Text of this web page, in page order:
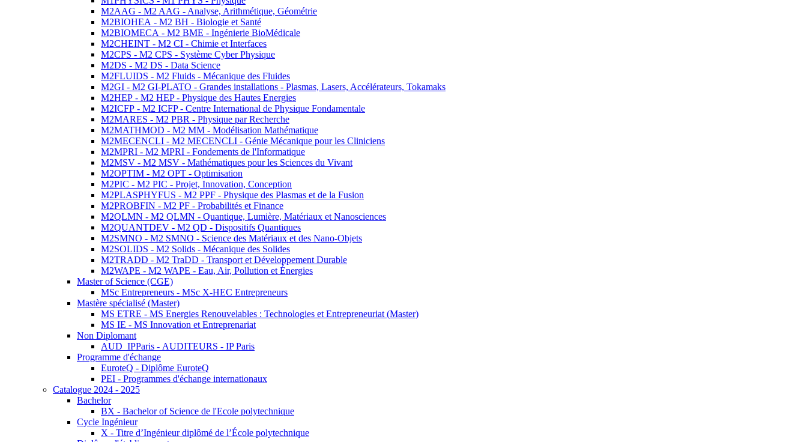
M2AAG - M2 AAG - Analyse, Arithmétique, Géométrie
M2BIOHEA - M2 BH - Biologie et Santé
M2BIOMECA - M2 BME - Ingénierie BioMédicale
M2CHEINT - M2 CI - Chimie et Interfaces
M2CPS - M2 CPS - Système Cyber Physique
M2DS - M2 DS - Data Science
M2FLUIDS - M2 Fluids - Mécanique des Fluides
M2GI - M2 GI-PLATO - Grandes installations - Plasmas, Lasers, Accélérateurs, Tokamaks
M2HEP - M2 HEP - Physique des Hautes Energies
M2ICFP - M2 ICFP - Centre International de Physique Fondamentale
M2MARES - M2 PBR - Physique par Recherche
M2MATHMOD - M2 MM - Modélisation Mathématique
M2MECENCLI - M2 MECENCLI - Génie Mécanique pour les Cliniciens
M2MPRI - M2 MPRI - Fondements de l'Informatique
M2MSV - M2 MSV - Mathématiques pour les Sciences du Vivant
M2OPTIM - M2 OPT - Optimisation
M2PIC - M2 PIC - Projet, Innovation, Conception
M2PLASPHYFUS - M2 PPF - Physique des Plasmas et de la Fusion
M2PROBFIN - M2 PF - Probabilités et Finance
M2QLMN - M2 QLMN - Quantique, Lumière, Matériaux et Nanosciences
M2QUANTDEV - M2 QD - Dispositifs Quantiques
M2SMNO - M2 SMNO - Science des Matériaux et des Nano-Objets
M2SOLIDS - M2 Solids - Mécanique des Solides
M2TRADD - M2 TraDD - Transport et Développement Durable
M2WAPE - M2 WAPE - Eau, Air, Pollution et Énergies
Master of Science (CGE)
MSc Entrepreneurs - MSc X-HEC Entrepreneurs
Mastère spécialisé (Master)
MS ETRE - MS Energies Renouvelables : Technologies et Entrepreneuriat (Master)
MS IE - MS Innovation et Entreprenariat
Non Diplomant
AUD_IPParis - AUDITEURS - IP Paris
Programme d'échange
EuroteQ - Diplôme EuroteQ
PEI - Programmes d'échange internationaux
Catalogue 2024 - 2025
Bachelor
BX - Bachelor of Science de l'Ecole polytechnique
Cycle Ingénieur
X - Titre d’Ingénieur diplômé de l’École polytechnique